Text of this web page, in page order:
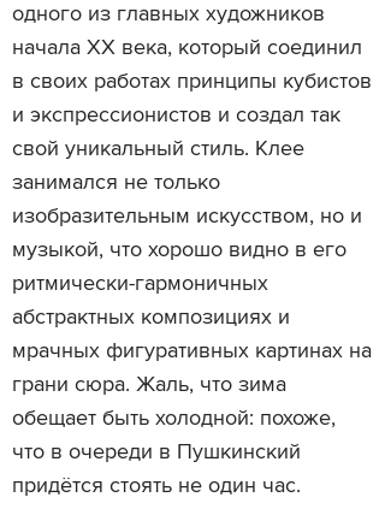
одного из главных художников
начала XX века, который соединил
в своих работах принципы кубистов
и экспрессионистов и создал так
свой уникальный стиль. Клее
занимался не только
изобразительным искусством, но и
музыкой, что хорошо видно в его
ритмически-гармоничных
абстрактных композициях и
мрачных фигуративных картинах на
грани сюра. Жаль, что зима
обещает быть холодной: похоже,
что в очереди в Пушкинский
придётся стоять не один час.